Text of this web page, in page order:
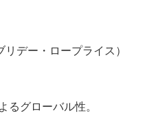
デー・ロープライス）
るグローバル性。